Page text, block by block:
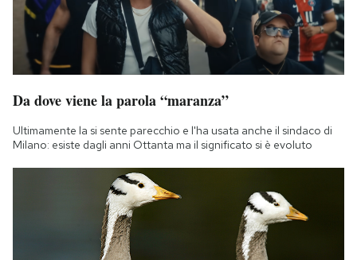
Da dove viene la parola “maranza”
Ultimamente la si sente parecchio e l'ha usata anche il sindaco di
Milano: esiste dagli anni Ottanta ma il significato si è evoluto